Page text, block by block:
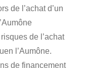
de l’achatd’un
de l’achat
l’Aumône.
de financement